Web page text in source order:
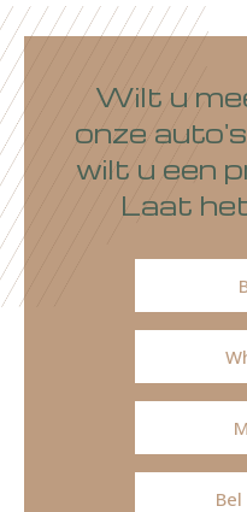
Wilt u
onze
wilt u een
Laat